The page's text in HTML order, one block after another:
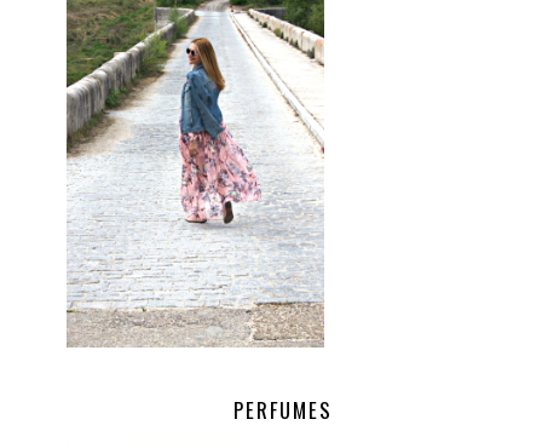
PERFUMES